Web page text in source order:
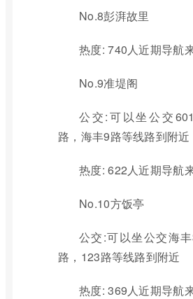
No.8彭湃故里
热度: 740人近期导航
No.9准堤阁
公交:可以坐公交
路，海丰9路等线路到附近
热度: 622人近期导航
No.10方饭亭
公交:可以坐公交海
路，123路等线路到附近
热度: 369人近期导航